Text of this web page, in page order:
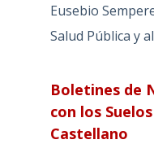
Eusebio
Salud Pública y
Boletines de
con los
Castellano